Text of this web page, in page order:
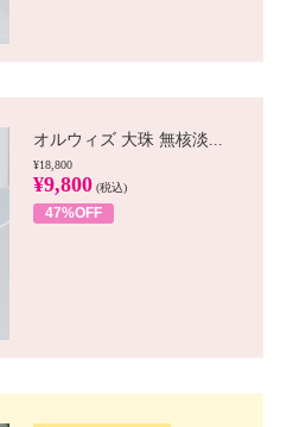
オルウィズ 大珠 無核淡...
¥18,800
¥9,800 (税込)
47%OFF